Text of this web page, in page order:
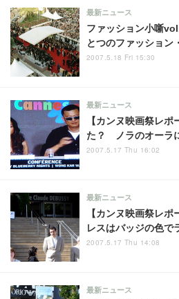
ファッション小噺
とつのファッション
最新ニュース
2007.5.18 Fri 15:30
【カンヌ映画祭レ
た？ ノラのオーラ
最新ニュース
2007.5.17 Thu 16:02
【カンヌ映画祭レ
レスはバッジの色で
最新ニュース
2007.5.17 Thu 14:08
最新ニュース